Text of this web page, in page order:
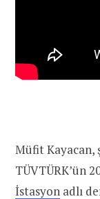
Müfit Kayacan,
TÜVTÜRK’ün
İstasyon adlı